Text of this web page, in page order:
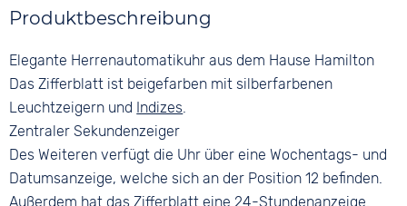
Wochentagsanzeige
Glas
Farbe
Silber
Beige
Ziffern
Arabisch
Glattleder
Farbe
Braun
Bandschließe
Dornschließe
Produktbeschreibung
Elegante Herrenautomatikuhr aus dem Hause Hamilton
Das Zifferblatt ist beigefarben mit silberfarbenen
Leuchtzeigern und Indizes.
Zentraler Sekundenzeiger
Des Weiteren verfügt die Uhr über eine Wochentags- und
Datumsanzeige, welche sich an der Position 12 befinden.
Außerdem hat das Zifferblatt eine 24-Stundenanzeige.